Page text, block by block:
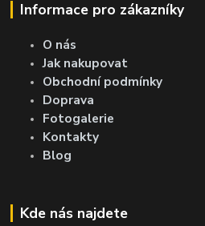
Informace pro zákazníky
O nás
Jak nakupovat
Obchodní podmínky
Doprava
Fotogalerie
Kontakty
Blog
Kde nás najdete